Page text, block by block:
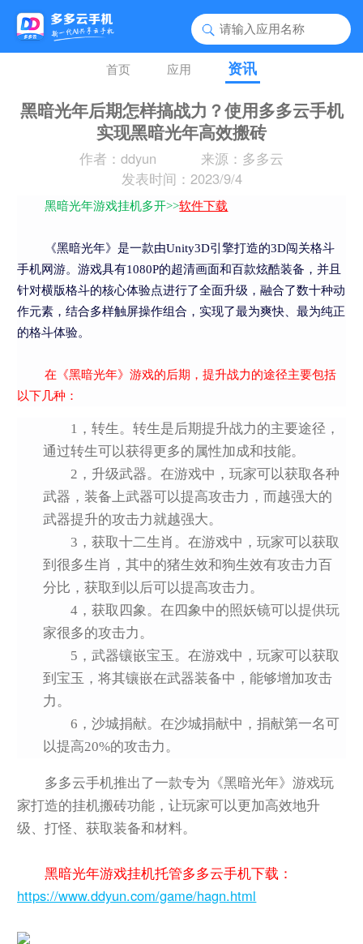
首页 应用 资讯
黑暗光年后期怎样搞战力？使用多多云手机
实现黑暗光年高效搬砖
作者：ddyun
来源：多多云
发表时间：2023/9/4
黑暗光年游戏挂机多开>>软件下载
《黑暗光年》是一款由Unity3D引擎打造的3D闯关格斗
手机网游。游戏具有1080P的超清画面和百款炫酷装备，并且
针对横版格斗的核心体验点进行了全面升级，融合了数十种动
作元素，结合多样触屏操作组合，实现了最为爽快、最为纯正
的格斗体验。
在《黑暗光年》游戏的后期，提升战力的途径主要包括
以下几种：
1，转生 。转生是后期提升战力的主要途径，
通过转生可以获得更多的属性加成和技能。
2，升级武器。在游戏中，玩家可以获取各种
武器，装备上武器可以提高攻击力，而越强大的
武器提升的攻击力就越强大。
3，获取十二生肖 。在游戏中，玩家可以获取
到很多生肖，其中的猪生效和狗生效有攻击力百
分比，获取到以后可以提高攻击力。
4，获取四象 。在四象中的照妖镜可以提供玩
家很多的攻击力。
5，武器镶嵌宝玉 。在游戏中，玩家可以获取
到宝玉，将其镶嵌在武器装备中，能够增加攻击
力。
6，沙城捐献。在沙城捐献中，捐献第一名可
以提高20%的攻击力。
多多云手机推出了一款专为《黑暗光年》游戏玩
家打造的挂机搬砖功能，让玩家可以更加高效地升
级、打怪、获取装备和材料。
黑暗光年游戏挂机托管多多云手机下载：
https://www.ddyun.com/game/hagn.html